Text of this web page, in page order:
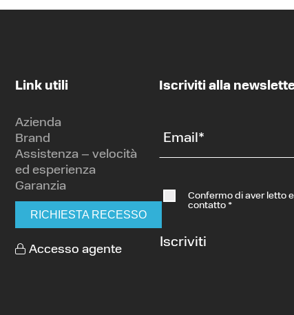
Link utili
Azienda
Brand
Assistenza – velocità
ed esperienza
Garanzia
RICHIESTA RECESSO
Accesso agente
Iscriviti alla
Email*
Confermo di aver letto
contatto *
Iscriviti